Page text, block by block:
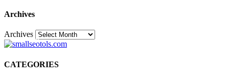
Archives
Archives30
CATEGORIES